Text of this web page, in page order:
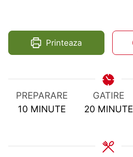
Printeaza
PREPARARE
10MINUTES
MINUTE
GATIRE
20MINUTES
MINUTE